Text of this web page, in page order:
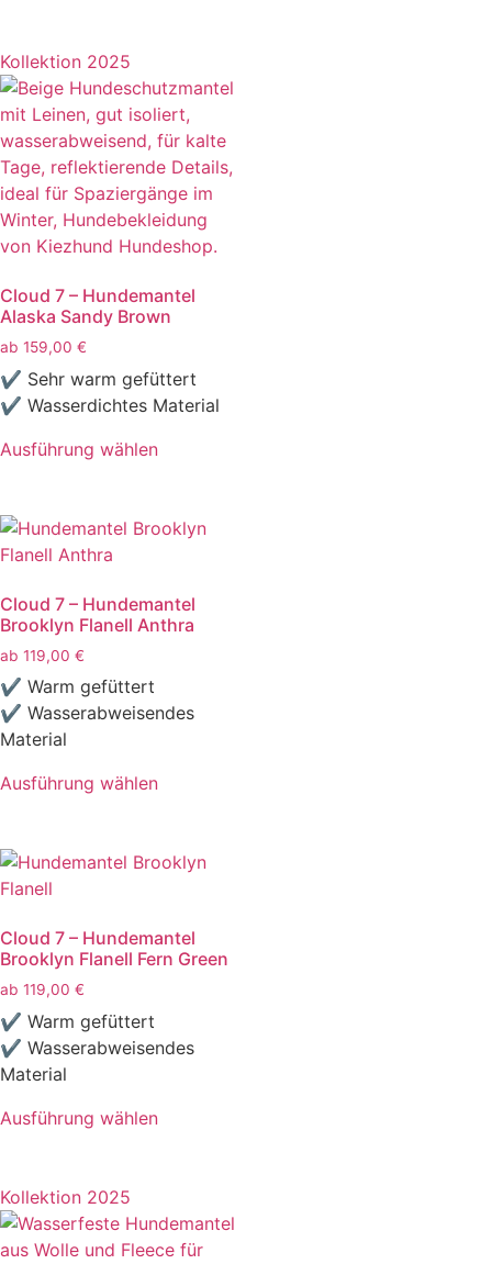
Kollektion 2025
Cloud 7 – Hundemantel
Alaska Sandy Brown
ab 159,00 €
✔ Sehr warm gefüttert
✔ Wasserdichtes Material
Ausführung wählen
Cloud 7 – Hundemantel
Brooklyn Flanell Anthra
ab 119,00 €
✔ Warm gefüttert
✔ Wasserabweisendes
Material
Ausführung wählen
Cloud 7 – Hundemantel
Brooklyn Flanell Fern Green
ab 119,00 €
✔ Warm gefüttert
✔ Wasserabweisendes
Material
Ausführung wählen
Kollektion 2025